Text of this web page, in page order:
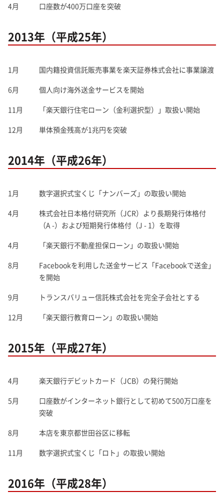
4月
口座数が400万口座を突破
2013年（平成25年）
1月
国内籍投資信託販売事業を楽天証券株式会社に事業譲渡
6月
個人向け海外送金サービスを開始
11月
「楽天銀行住宅ローン（金利選択型）」取扱い開始
12月
単体預金残高が1兆円を突破
2014年（平成26年）
1月
数字選択式宝くじ「ナンバーズ」の取扱い開始
4月
株式会社日本格付研究所（JCR）より長期発行体格付
（A -）および短期発行体格付（J - 1）を取得
4月
「楽天銀行不動産担保ローン」の取扱い開始
8月
Facebookを利用した送金サービス「Facebookで送金」
を開始
9月
トランスバリュー信託株式会社を完全子会社とする
12月
「楽天銀行教育ローン」の取扱い開始
2015年（平成27年）
4月
楽天銀行デビットカード（JCB）の発行開始
5月
口座数がインターネット銀行として初めて500万口座を
突破
8月
本店を東京都世田谷区に移転
11月
数字選択式宝くじ「ロト」の取扱い開始
2016年（平成28年）